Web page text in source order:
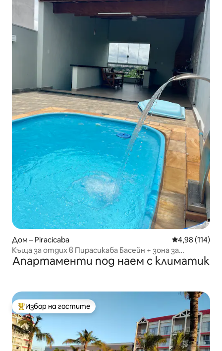
Дом – Piracicaba Средна
4,98 (114)
Къща за отдих в Пирасикаба Басейн + зона за
готвене
Апартаменти под наем с климатик
Най-популярен избор на гостите
Избор на гостите